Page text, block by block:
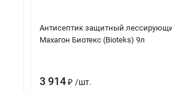
Антисептик защитный
Махагон Биотекс (Bioteks) 9л
3 914 ₽ /шт.